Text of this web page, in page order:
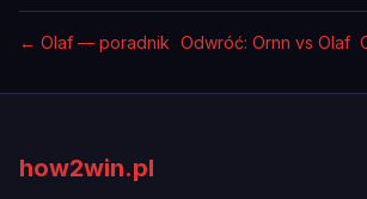
← Olaf — poradnik Odwróć: Ornn vs Olaf
how2win.pl